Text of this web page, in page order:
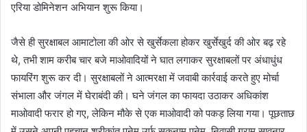
एरिया डोमिनेशन अभियान शुरू किया।
जैसे ही सुरक्षाबल आमाटोला की ओर से खुर्सेकला होकर खुर्सेखुर्द की ओर बढ़ रहे
थे, तभी शाम करीब चार बजे माओवादियों ने घात लगाकर सुरक्षाबलों पर अंधाधुंध
फायरिंग शुरू कर दी। सुरक्षाबलों ने आत्मरक्षा में जवाबी कार्रवाई करते हुए मोर्चा
संभाला और जंगल में घेराबंदी की। घने जंगल का फायदा उठाकर अधिकांश
माओवादी फरार हो गए, लेकिन मौके से एक माओवादी को पकड़ लिया गया। पूछताछ